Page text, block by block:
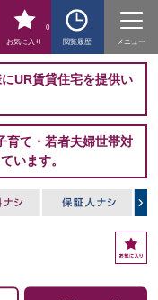
お気に入り
0
閲覧履歴
メニュー
UR賃貸住宅を提供い
育て・若者夫婦世帯対
います。
お
気
入